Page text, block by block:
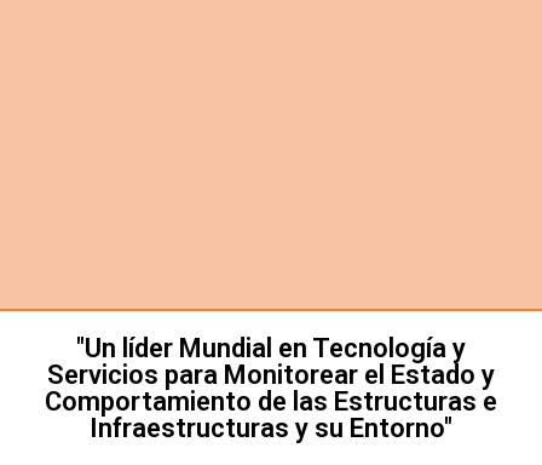
"Un líder Mundial en Tecnología y
Servicios para Monitorear el Estado y
Comportamiento de las Estructuras e
Infraestructuras y su Entorno"